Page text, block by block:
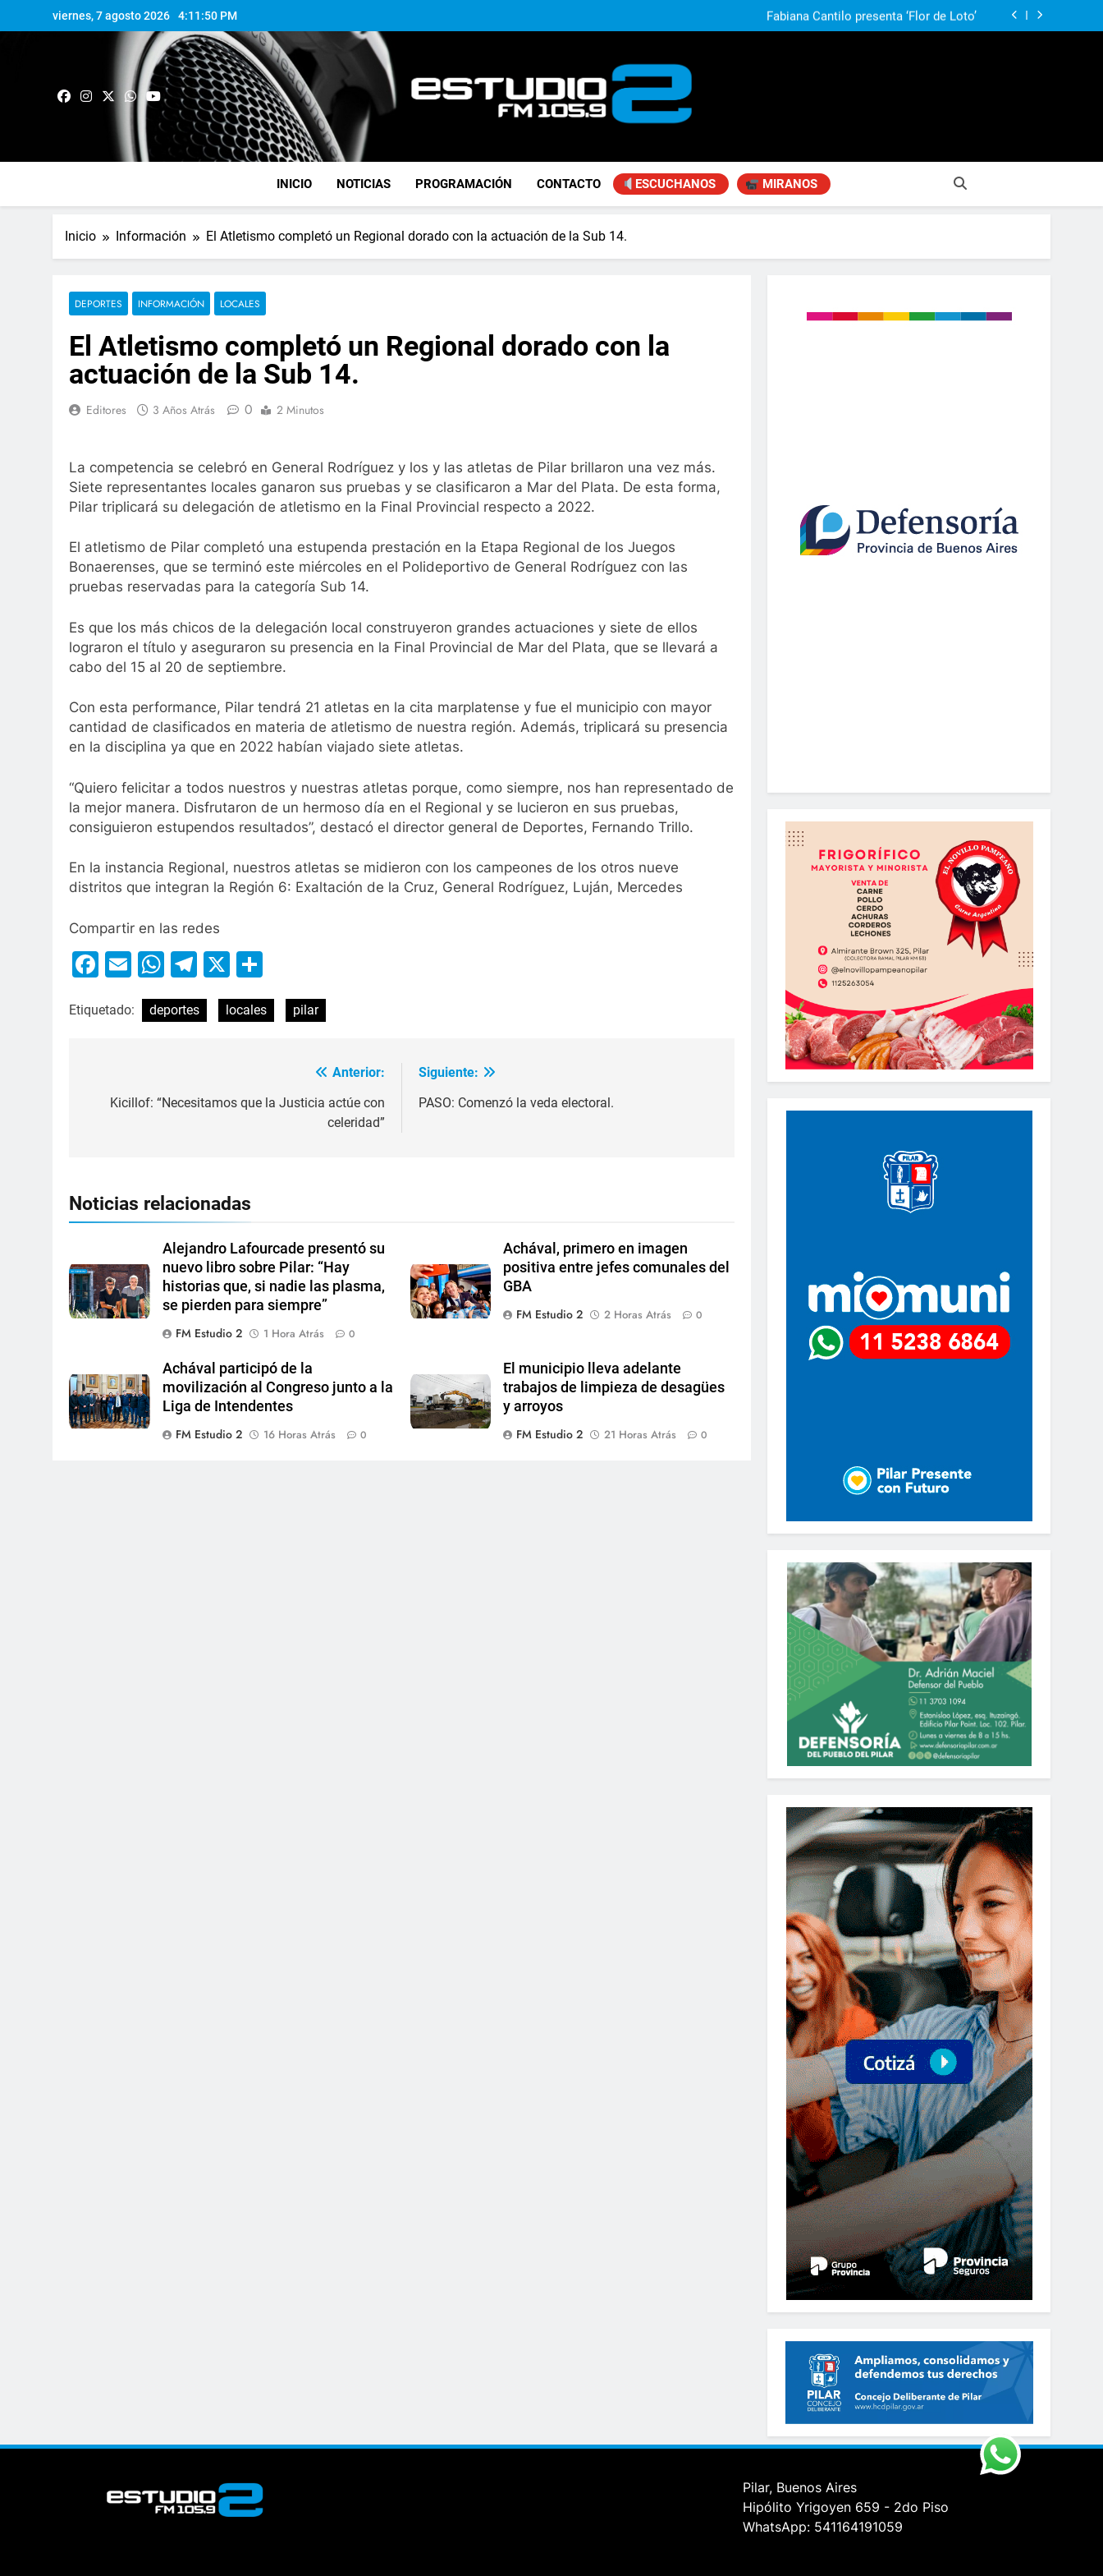
viernes, 7 agosto 2026 4:11:51 PM
Fabiana Cantilo presenta ‘Flor de Loto’
Kicillof: “Se logró que Nación desestime la locura de la venta de tierras a
Kicillof: “Se logró que Nación desestime la locura de la venta de tierras a
FM Estudio 2
INICIO NOTICIAS PROGRAMACIÓN CONTACTO ESCUCHANOS MIRANOS
Inicio Información El Atletismo completó un Regional dorado con la actuación de la Sub 14.
DEPORTES INFORMACIÓN LOCALES
El Atletismo completó un Regional dorado con la
actuación de la Sub 14.
Editores 3 Años Atrás 0 2 Minutos
La competencia se celebró en General Rodríguez y los y las atletas de Pilar brillaron una vez más.
Siete representantes locales ganaron sus pruebas y se clasificaron a Mar del Plata. De esta forma,
Pilar triplicará su delegación de atletismo en la Final Provincial respecto a 2022.
El atletismo de Pilar completó una estupenda prestación en la Etapa Regional de los Juegos
Bonaerenses, que se terminó este miércoles en el Polideportivo de General Rodríguez con las
pruebas reservadas para la categoría Sub 14.
Es que los más chicos de la delegación local construyeron grandes actuaciones y siete de ellos
lograron el título y aseguraron su presencia en la Final Provincial de Mar del Plata, que se llevará a
cabo del 15 al 20 de septiembre.
Con esta performance, Pilar tendrá 21 atletas en la cita marplatense y fue el municipio con mayor
cantidad de clasificados en materia de atletismo de nuestra región. Además, triplicará su presencia
en la disciplina ya que en 2022 habían viajado siete atletas.
“Quiero felicitar a todos nuestros y nuestras atletas porque, como siempre, nos han representado de
la mejor manera. Disfrutaron de un hermoso día en el Regional y se lucieron en sus pruebas,
consiguieron estupendos resultados”, destacó el director general de Deportes, Fernando Trillo.
En la instancia Regional, nuestros atletas se midieron con los campeones de los otros nueve
distritos que integran la Región 6: Exaltación de la Cruz, General Rodríguez, Luján, Mercedes
Compartir en las redes
Facebook
EmailWhatsApp
Telegram
X
Etiquetado: deportes locales pilar
Anterior:
Kicillof: “Necesitamos que la Justicia actúe con
celeridad”
Siguiente:
PASO: Comenzó la veda electoral.
Noticias relacionadas
Alejandro Lafourcade presentó su
nuevo libro sobre Pilar: “Hay
historias que, si nadie las plasma,
se pierden para siempre”
FM Estudio 2
1 Hora Atrás 0
Achával, primero en imagen
positiva entre jefes comunales del
GBA
FM Estudio 2
2 Horas Atrás 0
Achával participó de la
movilización al Congreso junto a la
Liga de Intendentes
FM Estudio 2
16 Horas Atrás 0
El municipio lleva adelante
trabajos de limpieza de desagües
y arroyos
FM Estudio 2
21 Horas Atrás 0
Pilar, Buenos Aires
Hipólito Yrigoyen 659 - 2do Piso
WhatsApp: 541164191059